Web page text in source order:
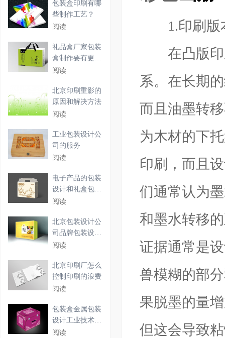
1.印刷版本
在凸版印
系。在长期
而且油墨转
为木材的下
印刷，而且
们通常认为
和墨水转移
证据通常是
兽模糊的部
果脱墨的量
但这会导致
包装盒印刷有哪
些制作工艺？
阅读
礼品盒厂家包装
盒制作要有更多
的内
阅读
北京印刷重影的
原因和解决方法
阅读
工业包装设计公
司的服务
阅读
电子产品的包装
设计和礼盒包装
设计
阅读
北京包装设计公
司品牌包装设计
该怎
阅读
北京印刷厂怎么
控制印刷的浪费
阅读
包装盒金属包装
设计工业技术的
需求
阅读